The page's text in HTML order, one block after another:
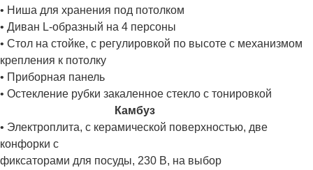
• Ниша для хранения под потолком
• Диван L-образный на 4 персоны
• Стол на стойке, с регулировкой по высоте с механизмом
крепления к потолку
• Приборная панель
• Остекление рубки закаленное стекло с тонировкой
Камбуз
• Электроплита, с керамической поверхностью, две
конфорки с
фиксаторами для посуды, 230 В, на выбор